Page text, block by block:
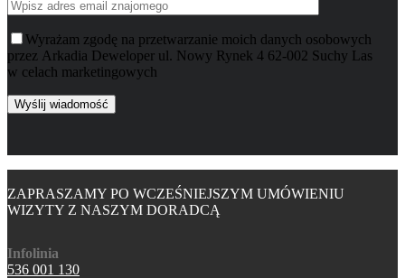
Wyrażam zgodę na przetwarzanie moich danych osobowych
przez Arkadia Deweloper ul. Nowy Rynek 4 62-002 Suchy Las
w celach marketingowych
ZAPRASZAMY PO WCZEŚNIEJSZYM UMÓWIENIU
WIZYTY Z NASZYM DORADCĄ
Infolinia
536 001 130